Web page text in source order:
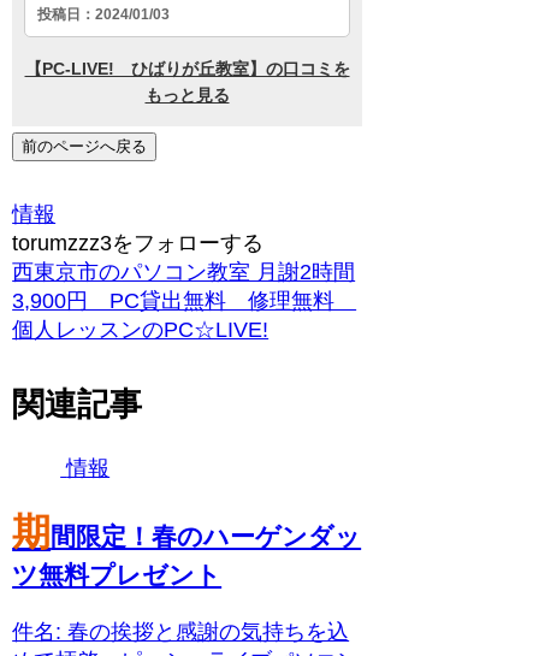
前のページへ戻る
情報
torumzzz3をフォローする
西東京市のパソコン教室 月謝2時間
3,900円 PC貸出無料 修理無料
個人レッスンのPC☆LIVE!
関連記事
情報
期 間限定！春のハーゲンダッ
ツ無料プレゼント
件名: 春の挨拶と感謝の気持ちを込